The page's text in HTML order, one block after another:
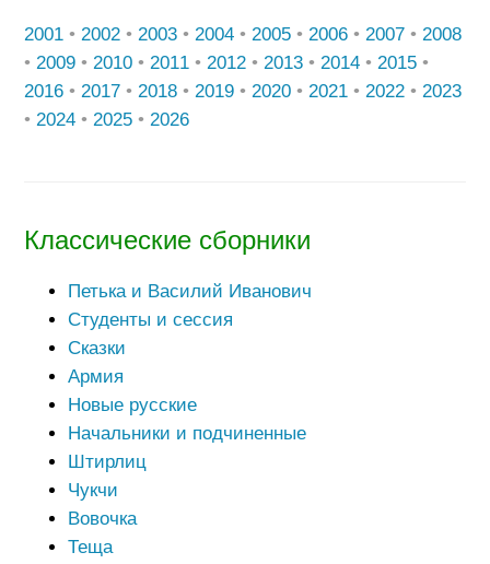
2001 • 2002 • 2003 • 2004 • 2005 • 2006 • 2007 • 2008
• 2009 • 2010 • 2011 • 2012 • 2013 • 2014 • 2015 •
2016 • 2017 • 2018 • 2019 • 2020 • 2021 • 2022 • 2023
• 2024 • 2025 • 2026
Классические сборники
Петька и Василий Иванович
Студенты и сессия
Сказки
Армия
Новые русские
Начальники и подчиненные
Штирлиц
Чукчи
Вовочка
Теща